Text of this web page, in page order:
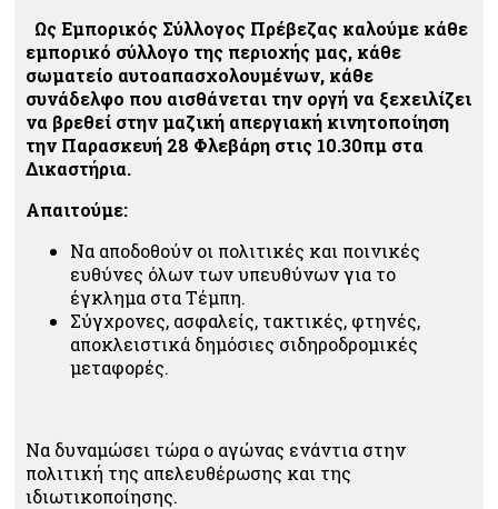
Ως Εμπορικός Σύλλογος Πρέβεζας καλούμε κάθε
εμπορικό σύλλογο της περιοχής μας, κάθε
σωματείο αυτοαπασχολουμένων, κάθε
συνάδελφο που αισθάνεται την οργή να ξεχειλίζει
να βρεθεί στην μαζική απεργιακή κινητοποίηση
την Παρασκευή 28 Φλεβάρη στις 10.30πμ στα
Δικαστήρια.
Απαιτούμε:
Να αποδοθούν οι πολιτικές και ποινικές
ευθύνες όλων των υπευθύνων για το
έγκλημα στα Τέμπη.
Σύγχρονες, ασφαλείς, τακτικές, φτηνές,
αποκλειστικά δημόσιες σιδηροδρομικές
μεταφορές.
Να δυναμώσει τώρα ο αγώνας ενάντια στην
πολιτική της απελευθέρωσης και της
ιδιωτικοποίησης.